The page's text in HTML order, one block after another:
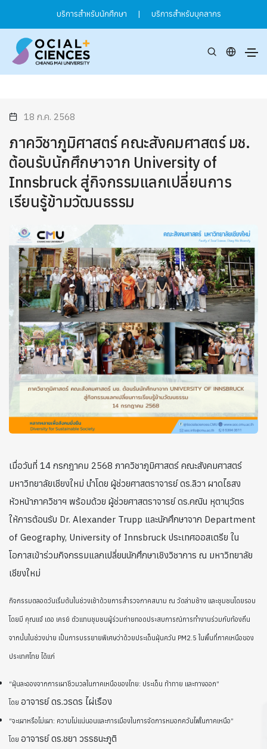
บริการสำหรับนักศึกษา | บริการสำหรับบุคลากร
18 ก.ค. 2568
ภาควิชาภูมิศาสตร์ คณะสังคมศาสตร์ มช.
ต้อนรับนักศึกษาจาก University of
Innsbruck สู่กิจกรรมแลกเปลี่ยนการ
เรียนรู้ข้ามวัฒนธรรม
เมื่อวันที่ 14 กรกฎาคม 2568 ภาควิชาภูมิศาสตร์ คณะสังคมศาสตร์
มหาวิทยาลัยเชียงใหม่ นำโดย ผู้ช่วยศาสตราจารย์ ดร.ลิวา ผาดไธสง
หัวหน้าภาควิชาฯ พร้อมด้วย ผู้ช่วยศาสตราจารย์ ดร.คณิน หุตานุวัตร
ให้การต้อนรับ Dr. Alexander Trupp และนักศึกษาจาก Department
of Geography, University of Innsbruck ประเทศออสเตรีย ใน
โอกาสเข้าร่วมกิจกรรมแลกเปลี่ยนนักศึกษาเชิงวิชาการ ณ มหาวิทยาลัย
เชียงใหม่
กิจกรรมตลอดวันเริ่มต้นในช่วงเช้าด้วยการสำรวจภาคสนาม ณ วัดล่ามช้าง และชุมชนโดยรอบ
โดยมี คุณแจ๋ เดอ เครย์ ตัวแทนชุมชนผู้ร่วมถ่ายทอดประสบการณ์การทำงานร่วมกับท้องถิ่น
จากนั้นในช่วงบ่าย เป็นการบรรยายพิเศษว่าด้วยประเด็นฝุ่นควัน PM2.5 ในพื้นที่ภาคเหนือของ
ประเทศไทย ได้แก่
“ฝุ่นละอองจากการเผาชีวมวลในภาคเหนือของไทย: ประเด็น ท้าทาย และทางออก”
โดย อาจารย์ ดร.วรดร ไผ่เรือง
“จะเผาหรือไม่เผา: ความไม่แน่นอนและการเมืองในการจัดการหมอกควันไฟในภาคเหนือ”
โดย อาจารย์ ดร.ชยา วรรธนะภูติ